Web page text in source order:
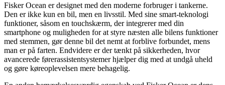
Fisker Ocean er designet med den moderne forbruger i tankerne.
Den er ikke kun en bil, men en livsstil. Med sine smart-teknologi
funktioner, såsom en touchskærm, der integrerer med din
smartphone og muligheden for at styre næsten alle bilens funktioner
med stemmen, gør denne bil det nemt at forblive forbundet, mens
man er på farten. Endvidere er der tænkt på sikkerheden, hvor
avancerede førerassistentsystemer hjælper dig med at undgå uheld
og gøre køreoplevelsen mere behagelig.